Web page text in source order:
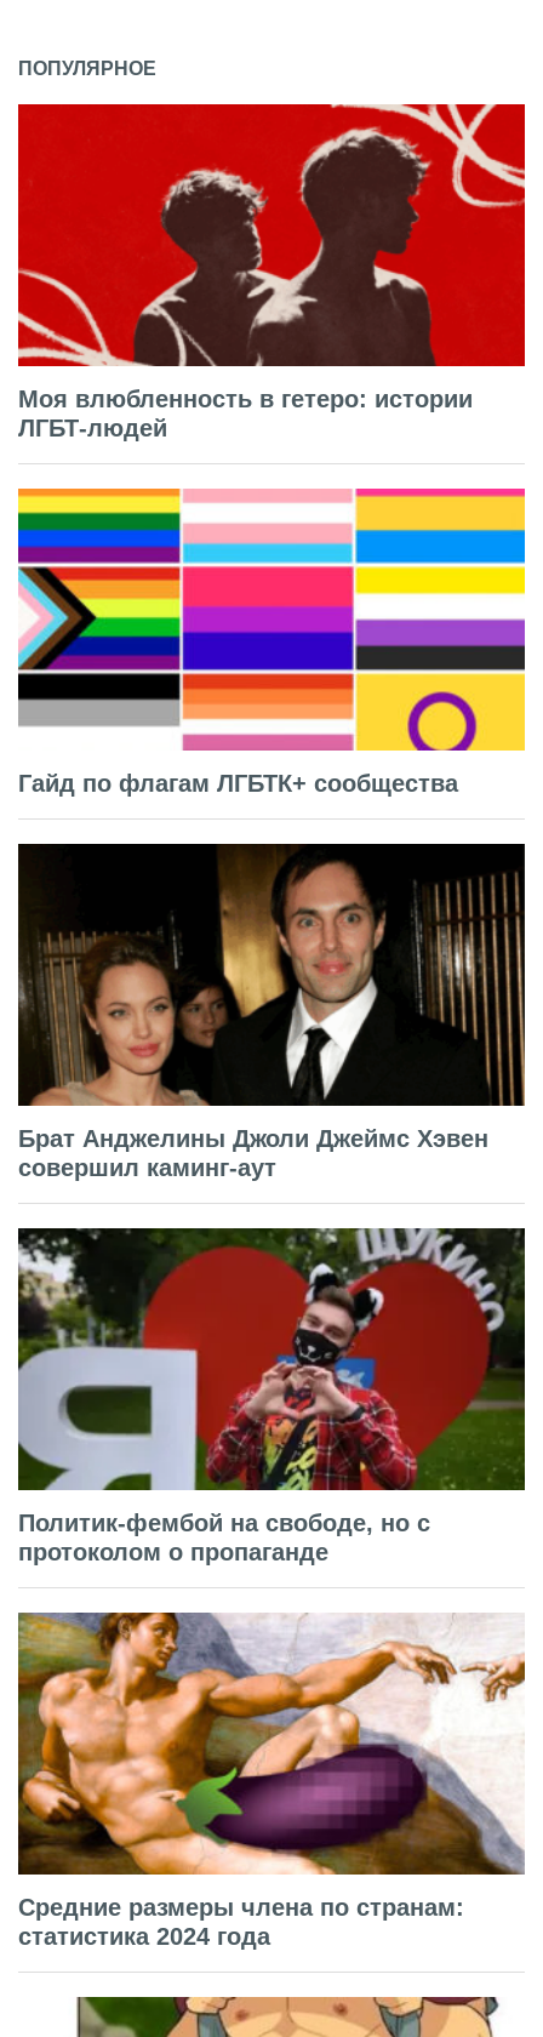
ПОПУЛЯРНОЕ
Моя влюбленность в гетеро: истории
ЛГБТ-людей
Гайд по флагам ЛГБТК+ сообщества
Брат Анджелины Джоли Джеймс Хэвен
совершил каминг-аут
Политик-фембой на свободе, но с
протоколом о пропаганде
Средние размеры члена по странам:
статистика 2024 года